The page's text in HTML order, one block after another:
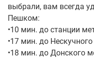
выбрали, вам всегда
Пешком:
•10 мин. до станции
•17 мин. до
•18 мин. до Донского